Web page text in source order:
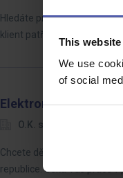
This
We use
of social
Hledáte práci, kde
klient patří mezi významné
Elektromontér |
O.K. solution
Chcete dělat elektro práci,
republice. Čeká Vás práce